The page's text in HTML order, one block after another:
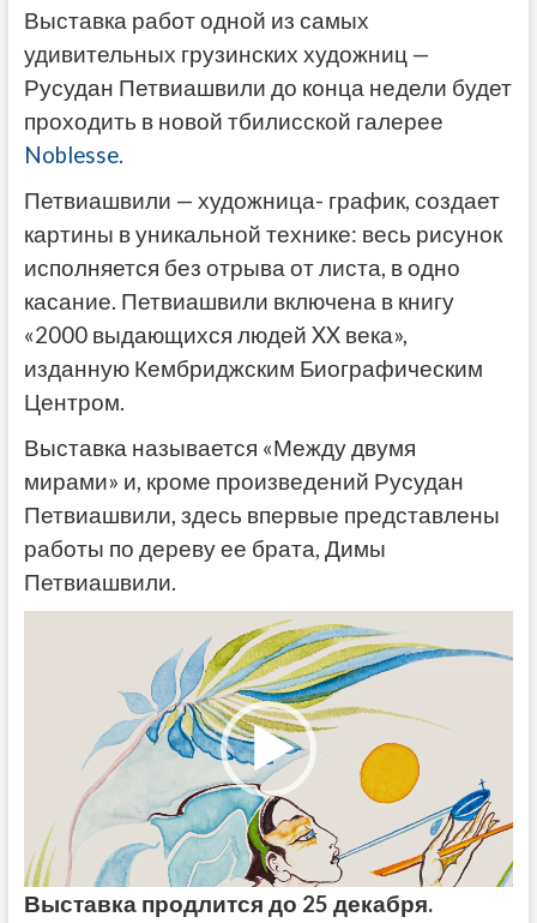
Выставка работ одной из самых
удивительных грузинских художниц —
Русудан Петвиашвили до конца недели будет
проходить в новой тбилисской галерее
Noblesse.
Петвиашвили — художница- график, создает
картины в уникальной технике: весь рисунок
исполняется без отрыва от листа, в одно
касание. Петвиашвили включена в книгу
«2000 выдающихся людей XX века»,
изданную Кембриджским Биографическим
Центром.
Выставка называется «Между двумя
мирами» и, кроме произведений Русудан
Петвиашвили, здесь впервые представлены
работы по дереву ее брата, Димы
Петвиашвили.
Выставка продлится до 25 декабря.